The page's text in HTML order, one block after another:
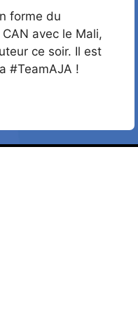
forme du
avec le Mali,
ce soir. Il est
#TeamAJA !